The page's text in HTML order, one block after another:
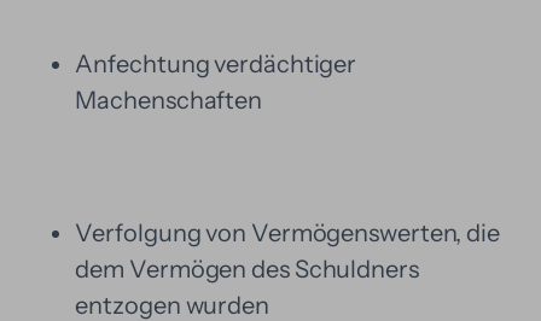
Anfechtung verdächtiger
Machenschaften
Verfolgung von Vermögenswerten, die
dem Vermögen des Schuldners
entzogen wurden